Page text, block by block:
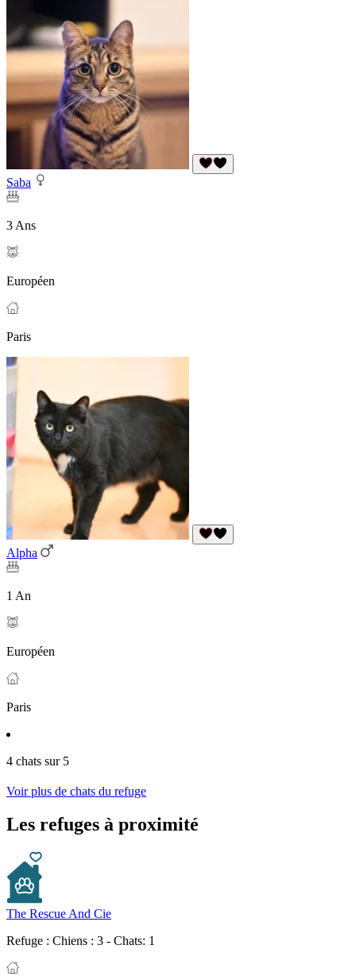
Saba
3 Ans
Européen
Paris
Alpha
1 An
Européen
Paris
4 chats sur 5
Voir plus de chats du refuge
Les refuges à proximité
The Rescue And Cie
Refuge : Chiens : 3 - Chats: 1